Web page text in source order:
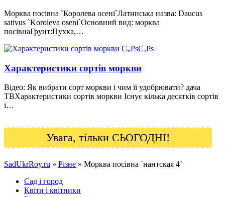
Морква посівна `Королева осені`Латинська назва: Daucus
sativus `Koroleva oseni`Основний вид: морква
посівнаГрунт:Пухка,…
Характеристики сортів моркви
Відео: Як вибрати сорт моркви і чим її удобрювати? дача
ТВХарактеристики сортів моркви Існує кілька десятків сортів
і…
Увага, тільки СЬОГОДНІ!
SadUkrRoy.ru » Різне » Морква посівна `нантская 4`
Сад і город
Квіти і квітники